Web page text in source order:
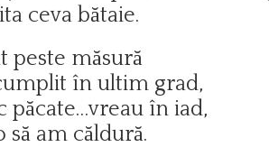
ceva bătaie.
peste măsură
în ultim grad,
păcate…vreau în iad,
să am căldură.